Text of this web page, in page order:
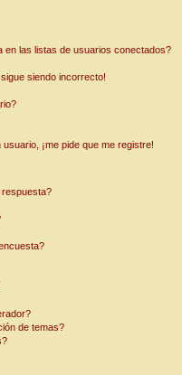
en las listas de usuarios conectados?
siendo incorrecto!
¡me pide que me registre!
respuesta?
de temas?